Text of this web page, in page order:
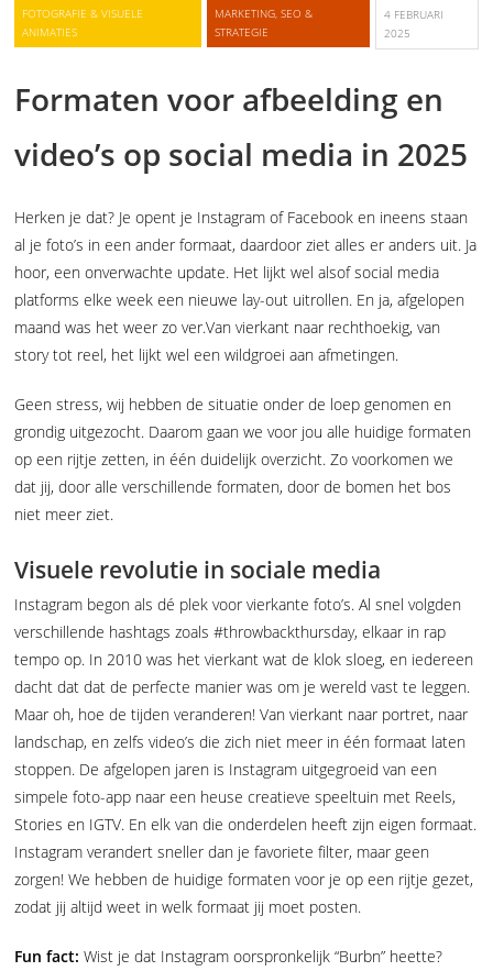
FOTOGRAFIE & VISUELE
ANIMATIES
MARKETING, SEO &
STRATEGIE
4 FEBRUARI
2025
Formaten voor afbeelding en
video’s op social media in 2025
Herken je dat? Je opent je Instagram of Facebook en ineens staan
al je foto’s in een ander formaat, daardoor ziet alles er anders uit. Ja
hoor, een onverwachte update. Het lijkt wel alsof social media
platforms elke week een nieuwe lay-out uitrollen. En ja, afgelopen
maand was het weer zo ver.Van vierkant naar rechthoekig, van
story tot reel, het lijkt wel een wildgroei aan afmetingen.
Geen stress, wij hebben de situatie onder de loep genomen en
grondig uitgezocht. Daarom gaan we voor jou alle huidige formaten
op een rijtje zetten, in één duidelijk overzicht. Zo voorkomen we
dat jij, door alle verschillende formaten, door de bomen het bos
niet meer ziet.
Visuele revolutie in sociale media
Instagram begon als dé plek voor vierkante foto’s. Al snel volgden
verschillende hashtags zoals #throwbackthursday, elkaar in rap
tempo op. In 2010 was het vierkant wat de klok sloeg, en iedereen
dacht dat dat de perfecte manier was om je wereld vast te leggen.
Maar oh, hoe de tijden veranderen! Van vierkant naar portret, naar
landschap, en zelfs video’s die zich niet meer in één formaat laten
stoppen. De afgelopen jaren is Instagram uitgegroeid van een
simpele foto-app naar een heuse creatieve speeltuin met Reels,
Stories en IGTV. En elk van die onderdelen heeft zijn eigen formaat.
Instagram verandert sneller dan je favoriete filter, maar geen
zorgen! We hebben de huidige formaten voor je op een rijtje gezet,
zodat jij altijd weet in welk formaat jij moet posten.
Fun fact:Wist je dat Instagram oorspronkelijk “Burbn” heette?